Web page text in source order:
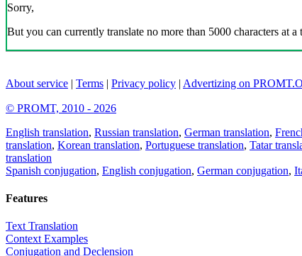
Sorry,
But you can currently translate no more than 5000 characters at a
About service | Terms | Privacy policy | Advertizing on
© PROMT, 2010 - 2026
English translation, Russian translation, German translation,
translation, Korean translation, Portuguese translation, Tatar
translation
Spanish conjugation, English conjugation, German conjugation,
Features
Text Translation
Context Examples
Conjugation and Declension